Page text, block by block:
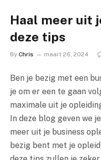
Haal meer uit
deze tips
By Chris maart 26, 2024
Ben je bezig met een
je om er een te gaan
maximale uit je
In deze blog geven we
meer uit je business
bezig bent met je